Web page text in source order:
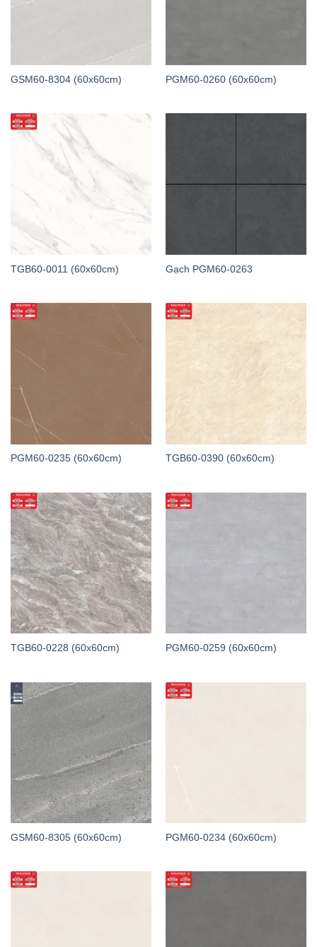
GSM60-8304 (60x60cm) PGM60-0260 (60x60cm)
TGB60-0011 (60x60cm) Gạch PGM60-0263
PGM60-0235 (60x60cm) TGB60-0390 (60x60cm)
TGB60-0228 (60x60cm) PGM60-0259 (60x60cm)
GSM60-8305 (60x60cm) PGM60-0234 (60x60cm)